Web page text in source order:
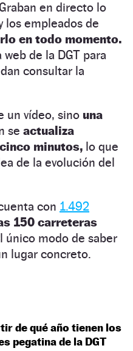
en directo lo
los empleados de
en todo momento.
de la DGT para
consultar la
un vídeo, sino una
se actualiza
minutos, lo que
de la evolución del
con 1.492
150 carreteras
único modo de saber
lugar concreto.
de qué año tienen los
pegatina de la DGT